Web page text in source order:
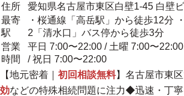
住所
愛知県名古屋市東区白壁1-45 白壁
最寄
駅
・桜通線「高岳駅」から徒歩12分
2「清水口」バス停から徒歩3分
営業
時間
平日 7:00〜22:00 / 土曜 7:00〜
/ 祝日 7:00〜22:00
【地元密着 初回相談無料】名古屋市東
効などの特殊相続問題に注力◆迅速・丁